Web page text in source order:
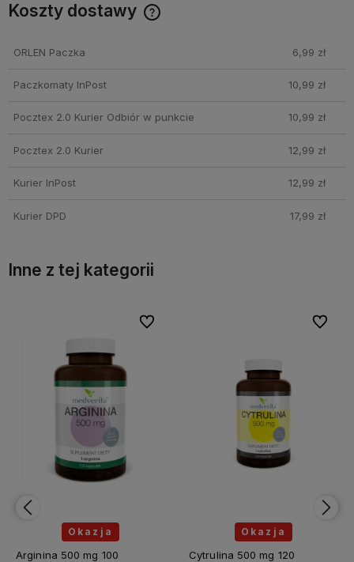
Koszty dostawy
ORLEN Paczka 6,99 zł
Paczkomaty InPost 10,99 zł
Pocztex 2.0 Kurier Odbiór w punkcie 10,99 zł
Pocztex 2.0 Kurier 12,99 zł
Kurier InPost 12,99 zł
Kurier DPD 17,99 zł
Inne z tej kategorii
Okazja
Arginina 500 mg 100
Do ulubionych
Do ulubionych
Okazja
Cytrulina 500 mg 120
Do
Do